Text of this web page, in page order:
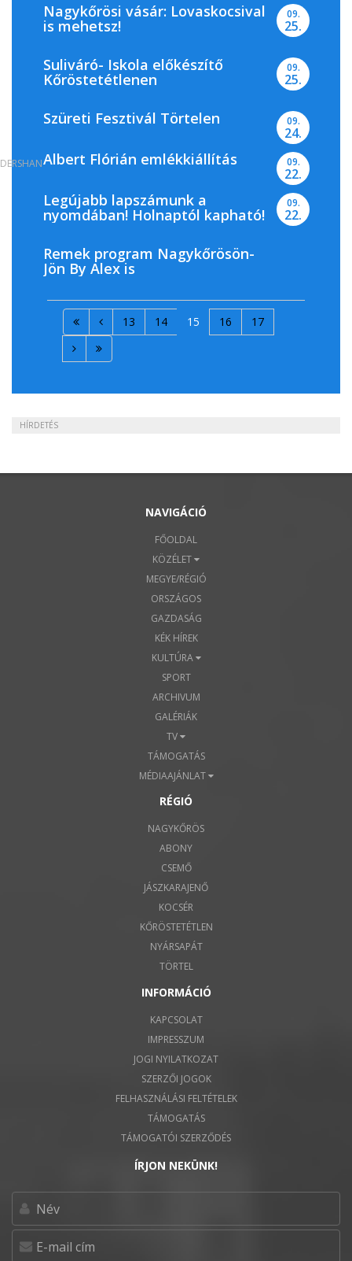
Nagykőrösi vásár: Lovaskocsival
is mehetsz!
09.
25.
Suliváró- Iskola előkészítő
Kőröstetétlenen
09.
25.
Szüreti Fesztivál Törtelen 09.
24.
Albert Flórián emlékkiállítás 09.
22.
Legújabb lapszámunk a
nyomdában! Holnaptól kapható!
09.
22.
Remek program Nagykőrösön-
Jön By Alex is
13 14 15 16 17
HÍRDETÉS
NAVIGÁCIÓ
FŐOLDAL
KÖZÉLET
MEGYE/RÉGIÓ
ORSZÁGOS
GAZDASÁG
KÉK HÍREK
KULTÚRA
SPORT
ARCHIVUM
GALÉRIÁK
TV
TÁMOGATÁS
MÉDIAAJÁNLAT
RÉGIÓ
NAGYKŐRÖS
ABONY
CSEMŐ
JÁSZKARAJENŐ
KOCSÉR
KŐRÖSTETÉTLEN
NYÁRSAPÁT
TÖRTEL
DERSHAN
INFORMÁCIÓ
KAPCSOLAT
IMPRESSZUM
JOGI NYILATKOZAT
SZERZŐI JOGOK
FELHASZNÁLÁSI FELTÉTELEK
TÁMOGATÁS
TÁMOGATÓI SZERZŐDÉS
ÍRJON NEKÜNK!